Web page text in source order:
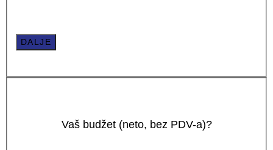
DALJE
Vaš budžet (neto, bez PDV-a)?